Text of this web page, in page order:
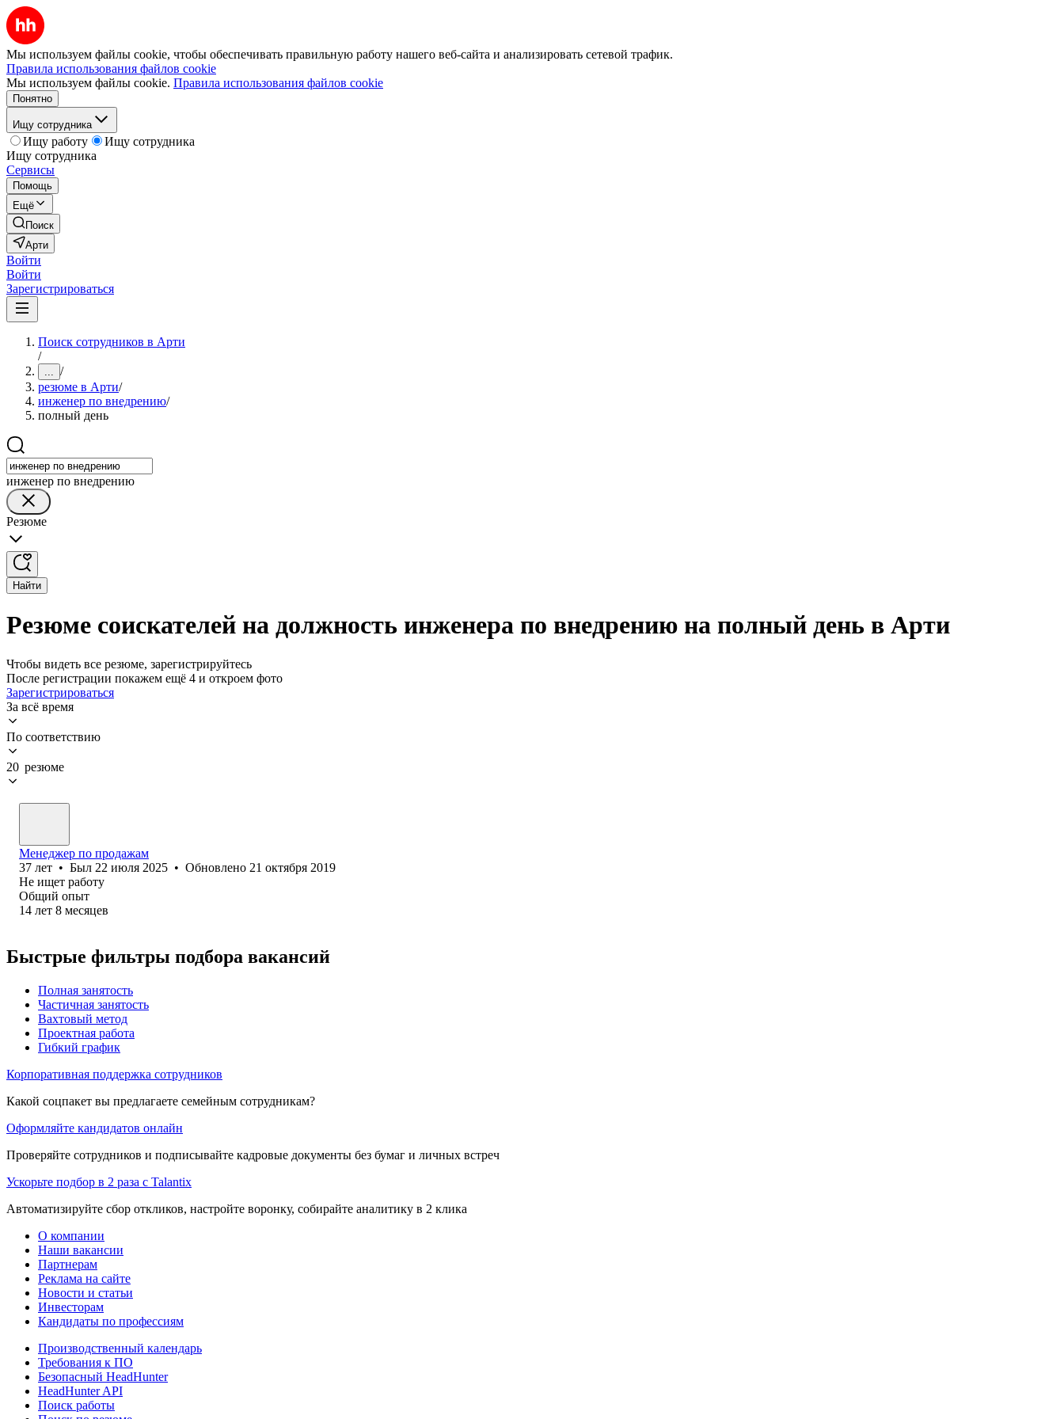
Мы используем файлы cookie, чтобы обеспечивать правильную работу нашего веб-сайта и анализировать сетевой трафик.
Правила использования файлов cookie
Мы используем файлы cookie. Правила использования файлов cookie
Понятно
Ищу сотрудника
Ищу работу
Ищу сотрудника
Ищу сотрудника
Сервисы
Помощь
Ещё
Поиск
Арти
Войти
Войти
Зарегистрироваться
Поиск сотрудников в Арти
/
... /
резюме в Арти/
инженер по внедрению/
полный день
инженер по внедрению
Резюме
Найти
Резюме соискателей на должность инженера по внедрению на полный день в Арти
Чтобы видеть все резюме, зарегистрируйтесь
После регистрации покажем ещё 4 и откроем фото
Зарегистрироваться
За всё время
По соответствию
20 резюме
Менеджер по продажам
37 лет • Был 22 июля 2025 • Обновлено 21 октября 2019
Не ищет работу
Общий опыт
14 лет 8 месяцев
Быстрые фильтры подбора вакансий
Полная занятость
Частичная занятость
Вахтовый метод
Проектная работа
Гибкий график
Корпоративная поддержка сотрудников
Какой соцпакет вы предлагаете семейным сотрудникам?
Оформляйте кандидатов онлайн
Проверяйте сотрудников и подписывайте кадровые документы без бумаг и личных встреч
Ускорьте подбор в 2 раза с Talantix
Автоматизируйте сбор откликов, настройте воронку, собирайте аналитику в 2 клика
О компании
Наши вакансии
Партнерам
Реклама на сайте
Новости и статьи
Инвесторам
Кандидаты по профессиям
Производственный календарь
Требования к ПО
Безопасный HeadHunter
HeadHunter API
Поиск работы